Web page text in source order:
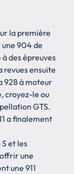
la première
une 904 de
des épreuves
revues ensuite
928 à moteur
croyez-le ou
GTS.
a finalement
et les
une
une 911